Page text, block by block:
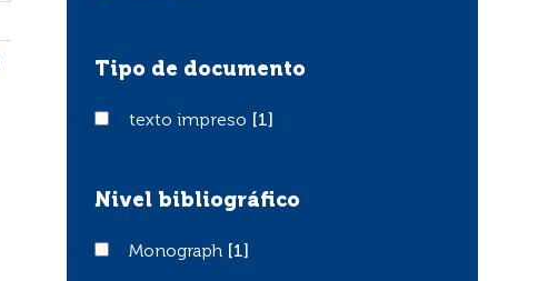
Tipo de documento
texto impreso
texto impreso [1]
Nivel bibliográfico
Monograph
Monograph [1]